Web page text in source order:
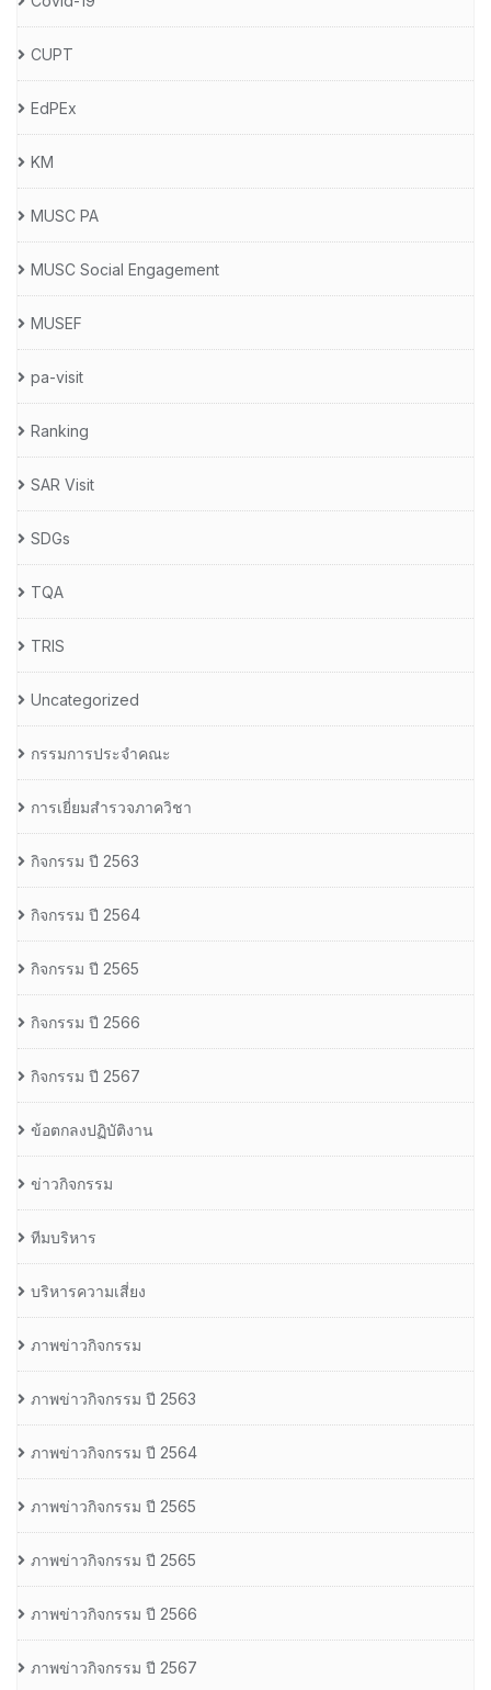
CUPT
EdPEx
KM
MUSC PA
MUSC Social Engagement
MUSEF
pa-visit
Ranking
SAR Visit
SDGs
TQA
TRIS
Uncategorized
กรรมการประจำคณะ
การเยี่ยมสำรวจภาควิชา
กิจกรรม ปี 2563
กิจกรรม ปี 2564
กิจกรรม ปี 2565
กิจกรรม ปี 2566
กิจกรรม ปี 2567
ข้อตกลงปฏิบัติงาน
ข่าวกิจกรรม
ทีมบริหาร
บริหารความเสี่ยง
ภาพข่าวกิจกรรม
ภาพข่าวกิจกรรม ปี 2563
ภาพข่าวกิจกรรม ปี 2564
ภาพข่าวกิจกรรม ปี 2565
ภาพข่าวกิจกรรม ปี 2565
ภาพข่าวกิจกรรม ปี 2566
ภาพข่าวกิจกรรม ปี 2567